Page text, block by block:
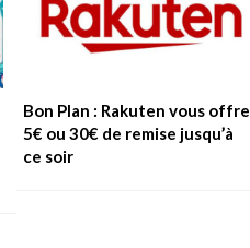
Bon Plan : Rakuten vous offre
5€ ou 30€ de remise jusqu’à
ce soir